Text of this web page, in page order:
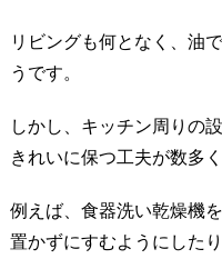
リビングも何となく、油
うです。
しかし、キッチン周りの
きれいに保つ工夫が数多
例えば、食器洗い乾燥機
置かずにすむようにした